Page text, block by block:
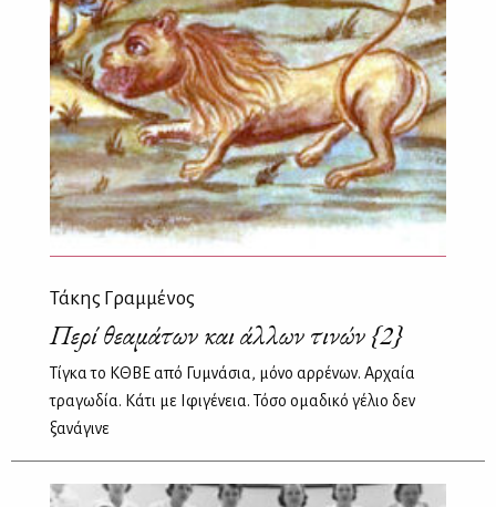
Τάκης Γραμμένος
Περί θεαμάτων και άλλων τινών {2}
Τίγκα το ΚΘΒΕ από Γυμνάσια, μόνο αρρένων. Αρχαία
τραγωδία. Κάτι με Ιφιγένεια. Τόσο ομαδικό γέλιο δεν
ξανάγινε